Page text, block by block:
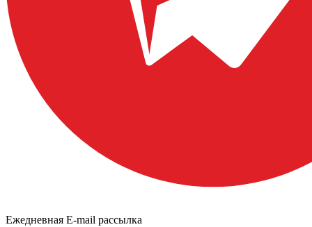
Ежедневная E-mail рассылка